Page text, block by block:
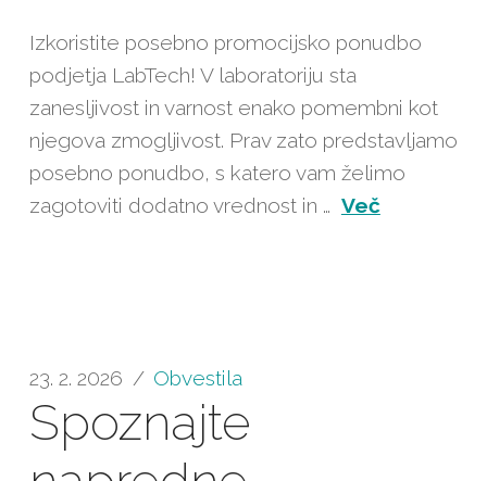
Izkoristite posebno promocijsko ponudbo
podjetja LabTech! V laboratoriju sta
zanesljivost in varnost enako pomembni kot
njegova zmogljivost. Prav zato predstavljamo
posebno ponudbo, s katero vam želimo
zagotoviti dodatno vrednost in … Več
23. 2. 2026 Obvestila
Spoznajte